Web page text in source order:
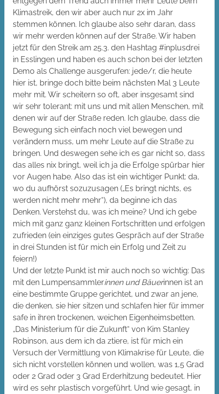
Klimastreik, den wir aber auch nur 2x im Jahr
stemmen können. Ich glaube also sehr daran, dass
wir mehr werden können auf der Straße. Wir haben
jetzt für den Streik am 25.3. den Hashtag #inplusdrei
in Esslingen und haben es auch schon bei der letzten
Demo als Challenge ausgerufen: jede/r, die heute
hier ist, bringe doch bitte beim nächsten Mal 3 Leute
mehr mit. Wir scheitern so oft, aber insgesamt sind
wir sehr tolerant: mit uns und mit allen Menschen, mit
denen wir auf der Straße reden. Ich glaube, dass die
Bewegung sich einfach noch viel bewegen und
verändern muss, um mehr Leute auf die Straße zu
bringen. Und deswegen sehe ich es gar nicht so, dass
das alles nix bringt, weil ich ja die Erfolge spürbar hier
vor Augen habe. Also das ist ein wichtiger Punkt: da,
wo du aufhörst sozuzusagen („Es bringt nichts, es
werden nicht mehr mehr“), da beginne ich das
Denken. Verstehst du, was ich meine? Und ich gebe
mich mit ganz ganz kleinen Fortschritten und erfolgen
zufrieden (ein einziges gutes Gespräch auf der Straße
in drei Stunden ist für mich ein Erfolg und Zeit zu
feiern!)
Und der letzte Punkt ist mir auch noch so wichtig: Das
mit den Lumpensammlerinnen und Bäuerinnen ist an
eine bestimmte Gruppe gerichtet, und zwar an jene,
die denken, sie hier sitzen und schlafen hier für immer
safe in ihren trockenen, weichen Eigenheimsbetten.
„Das Ministerium für die Zukunft“ von Kim Stanley
Robinson, aus dem ich da ztiere, ist für mich ein
Versuch der Vermittlung von Klimakrise für Leute, die
sich nicht vorstellen können und wollen, was 1,5 Grad
oder 2 Grad oder 3 Grad Erderhitzung bedeutet. Hier
wird es sehr plastisch vorgeführt. Und wie gesagt, in